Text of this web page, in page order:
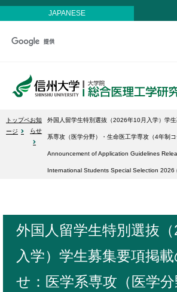
JAPANESE
トップペ
ージ
お知
らせ
外国人留学生特別選抜（2026年10月入学）学
系専攻（医学分野）・生命医工学専攻（4年制コ
Announcement of Application Guidelines
International Students Special Selection 2026
外国人留学生特別選抜（
入学）学生募集要項掲
せ：医学系専攻（医学